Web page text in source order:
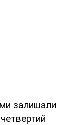
залишали